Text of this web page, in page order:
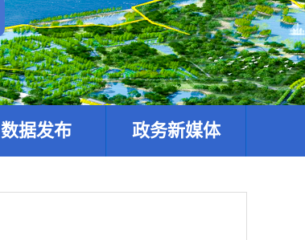
数据发布 政务新媒体